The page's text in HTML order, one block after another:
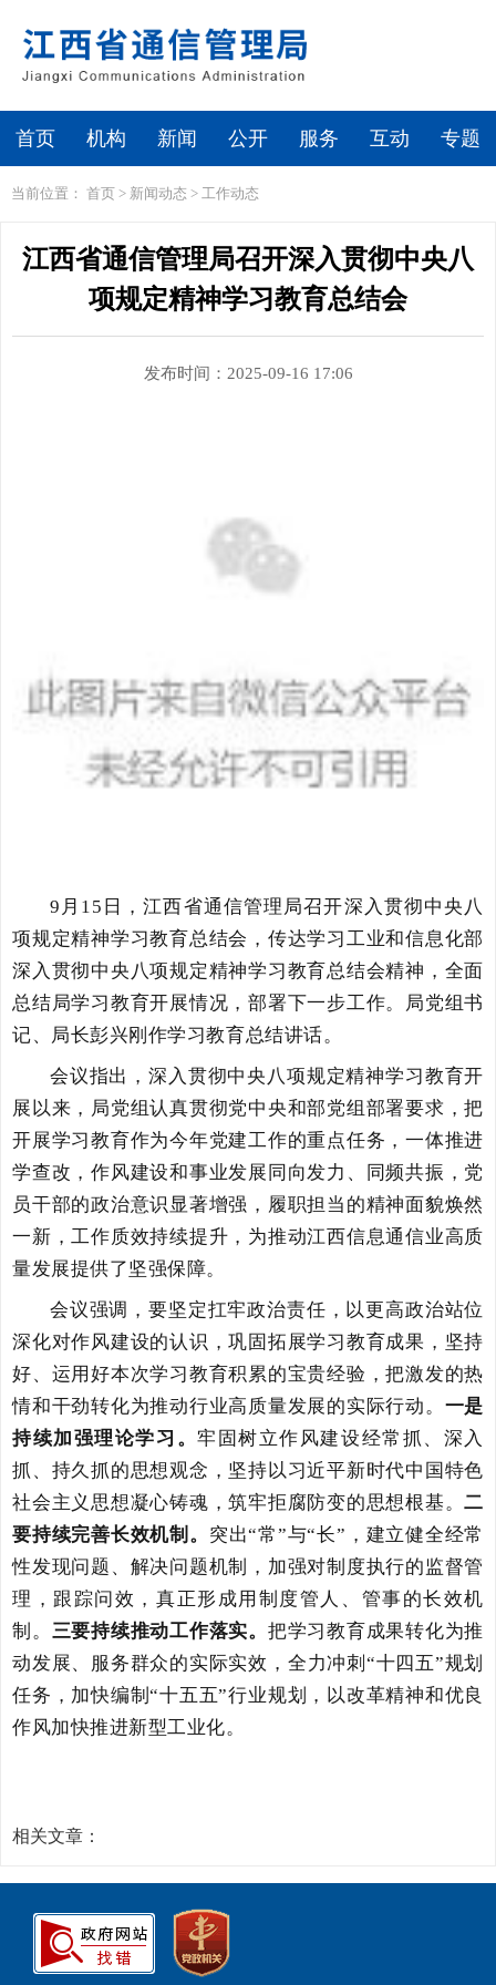
首页 机构 新闻 公开 服务 互动 专题
当前位置： 首页 > 新闻动态 > 工作动态
江西省通信管理局召开深入贯彻中央八
项规定精神学习教育总结会
发布时间：2025-09-16 17:06
9月15日，江西省通信管理局召开深入贯彻中央八
项规定精神学习教育总结会，传达学习工业和信息化部
深入贯彻中央八项规定精神学习教育总结会精神，全面
总结局学习教育开展情况，部署下一步工作。局党组书
记、局长彭兴刚作学习教育总结讲话。
会议指出，深入贯彻中央八项规定精神学习教育开
展以来，局党组认真贯彻党中央和部党组部署要求，把
开展学习教育作为今年党建工作的重点任务，一体推进
学查改，作风建设和事业发展同向发力、同频共振，党
员干部的政治意识显著增强 ，履职担当的精神面貌焕然
一新，工作质效持续提升，为推动江西信息通信业高质
量发展提供了坚强保障。
会议强调，要坚定扛牢政治责任，以更高政治站位
深化对作风建设的认识，巩固拓展学习教育成果，坚持
好、运用好本次学习教育积累的宝贵经验，把激发的热
情和干劲转化为推动行业高质量发展的实际行动。 一是
持续加强理论学习。牢固树立作风建设经常抓、深入
抓、持久抓的思想观念，坚持以习近平新时代中国特色
社会主义思想凝心铸魂，筑牢拒腐防变的思想根基。二
要持续完善长效机制。 突出“常”与“长”，建立健全经常
性发现问题、解决问题机制，加强对制度执行的监督管
理，跟踪问效， 真正形成用制度管人、管事的长效机
制。 三要持续推动工作落实。 把学习教育成果转化为推
动发展、服务群众的实际实效 ， 全力冲刺“十四五”规划
任务，加快编制“十五五”行业规划，以改革精神和优良
作风加快推进新型工业化。
相关文章：